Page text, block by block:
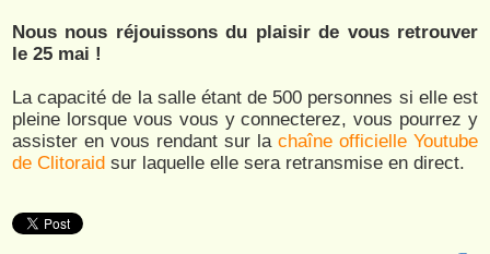
Nous nous réjouissons du plaisir de vous retrouver
le 25 mai !
La capacité de la salle étant de 500 personnes si elle est
pleine lorsque vous vous y connecterez, vous pourrez y
assister en vous rendant sur la chaîne officielle Youtube
de Clitoraid sur laquelle elle sera retransmise en direct.